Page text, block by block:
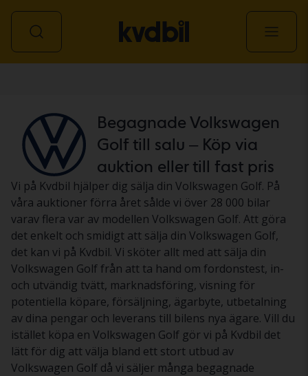
Begagnade Volkswagen
Golf till salu – Köp via
auktion eller till fast pris
Vi på Kvdbil hjälper dig sälja din Volkswagen Golf. På
våra auktioner förra året sålde vi över 28 000 bilar
varav flera var av modellen Volkswagen Golf. Att göra
det enkelt och smidigt att sälja din Volkswagen Golf,
det kan vi på Kvdbil. Vi sköter allt med att sälja din
Volkswagen Golf från att ta hand om fordonstest, in-
och utvändig tvätt, marknadsföring, visning för
potentiella köpare, försäljning, ägarbyte, utbetalning
av dina pengar och leverans till bilens nya ägare. Vill du
istället köpa en Volkswagen Golf gör vi på Kvdbil det
lätt för dig att välja bland ett stort utbud av
Volkswagen Golf då vi säljer många begagnade